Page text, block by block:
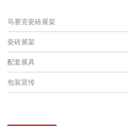
马赛克瓷砖展架
瓷砖展架
配套展具
包装宣传